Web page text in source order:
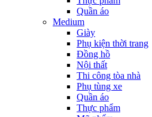
Quần áo
Medium
Giày
Phụ kiện thời trang
Đồng hồ
Nội thất
Thi công tòa nhà
Phụ tùng xe
Quần áo
Thực phẩm